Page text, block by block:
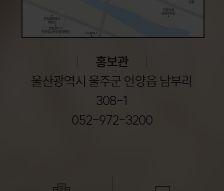
홍보관
울산광역시 울주군 언양읍 남부리
308-1
052-972-3200